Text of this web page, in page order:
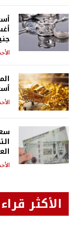
الأحد، 9 أغسطس
الأحد، 9 أغسطس
الأحد، 9 أغسطس
الأكثر